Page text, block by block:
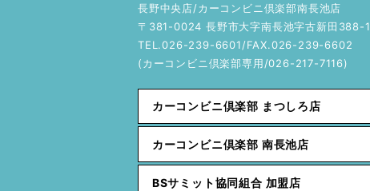
長野中央店/カーコンビニ倶楽部南長池店
〒381-0024 長野市大字南長池字古新田388-1
TEL.026-239-6601/FAX.026-239-6602
(カーコンビニ倶楽部専用/026-217-7116)
カーコンビニ倶楽部 まつしろ店
カーコンビニ倶楽部 南長池店
BSサミット協同組合 加盟店